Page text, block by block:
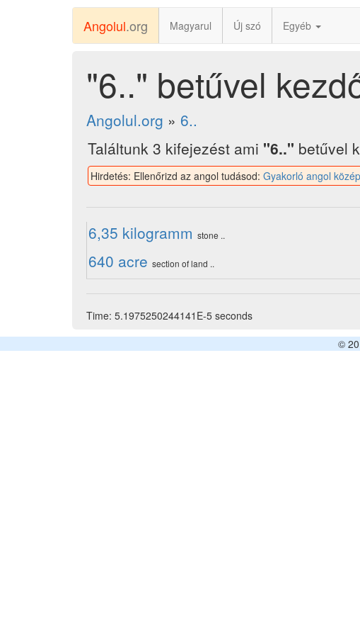
Angolul.org Magyarul Új szó Egyéb
"6.." betűvel
Angolul.org » 6..
Találtunk 3 kifejezést ami "6.." betűvel
Hirdetés: Ellenőrizd az angol tudásod: Gyakorló angol
6,35 kilogramm stone ..
640 acre section of land ..
Time: 5.1975250244141E-5 seconds
©